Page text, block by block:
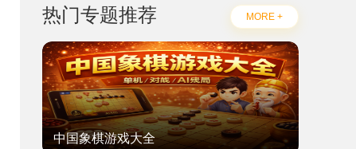
热门专题推荐 MORE +
中国象棋游戏大全